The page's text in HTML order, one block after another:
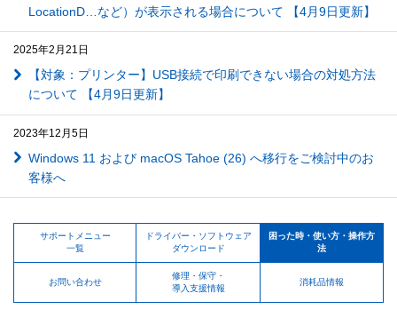
LocationD…など）が表示される場合について 【4月9日更新】
2025年2月21日
【対象：プリンター】USB接続で印刷できない場合の対処方法
について 【4月9日更新】
2023年12月5日
Windows 11 および macOS Tahoe (26) へ移行をご検討中のお
客様へ
サポートメニュー
一覧
ドライバー・ソフトウェア
ダウンロード
困った時・使い方・操作方
法
お問い合わせ
修理・保守・
導入支援情報
消耗品情報